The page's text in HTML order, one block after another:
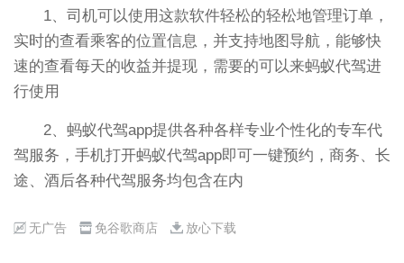
1、司机可以使用这款软件轻松的轻松地管理订单，
实时的查看乘客的位置信息，并支持地图导航，能够快
速的查看每天的收益并提现，需要的可以来蚂蚁代驾进
行使用
2、蚂蚁代驾app提供各种各样专业个性化的专车代
驾服务，手机打开蚂蚁代驾app即可一键预约，商务、长
途、酒后各种代驾服务均包含在内
无广告 免谷歌商店 放心下载